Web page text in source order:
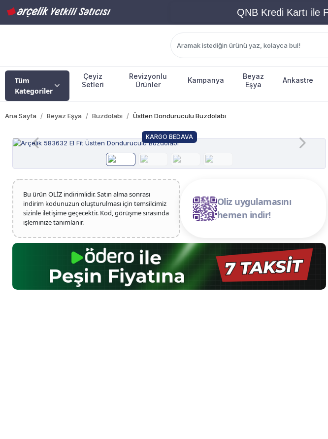
Tüm
Kategoriler
Çeyiz
Setleri
Revizyonlu
Ürünler
Kampanya
Beyaz
Eşya
Ankastre
Ana Sayfa Beyaz Eşya Buzdolabı Üstten Donduruculu Buzdolabı
KARGO BEDAVA
Bu ürün OLİZ indirimlidir. Satın alma sonrası
indirim kodunuzun oluşturulması için temsilcimiz
sizinle iletişime geçecektir. Kod, görüşme sırasında
işleminize tanımlanır.
Oliz uygulamasını
hemen indir!